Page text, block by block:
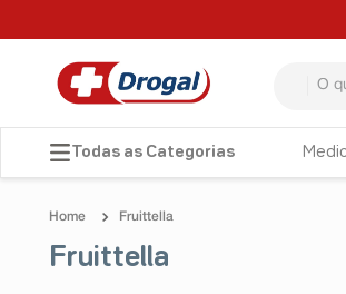
Fruittella
Fruittella